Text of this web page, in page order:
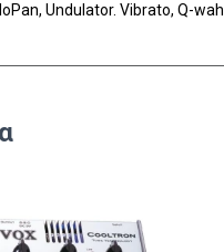
Undulator. Vibrato, Q-